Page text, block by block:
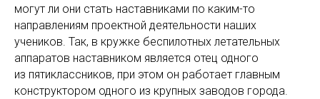
могут ли они стать наставниками по каким-то
направлениям проектной деятельности наших
учеников. Так, в кружке беспилотных летательных
аппаратов наставником является отец одного
из пятиклассников, при этом он работает главным
конструктором одного из крупных заводов города.